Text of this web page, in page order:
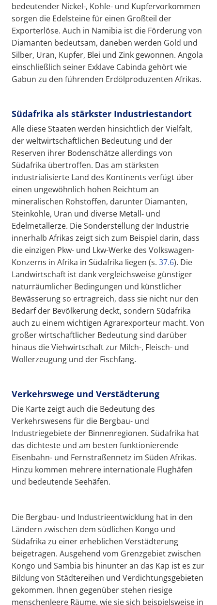
bedeutender Nickel-, Kohle- und Kupfervorkommen
sorgen die Edelsteine für einen Großteil der
Exporterlöse. Auch in Namibia ist die Förderung von
Diamanten bedeutsam, daneben werden Gold und
Silber, Uran, Kupfer, Blei und Zink gewonnen. Angola
einschließlich seiner Exklave Cabinda gehört wie
Gabun zu den führenden Erdölproduzenten Afrikas.
Südafrika als stärkster Industriestandort
Alle diese Staaten werden hinsichtlich der Vielfalt,
der weltwirtschaftlichen Bedeutung und der
Reserven ihrer Bodenschätze allerdings von
Südafrika übertroffen. Das am stärksten
industrialisierte Land des Kontinents verfügt über
einen ungewöhnlich hohen Reichtum an
mineralischen Rohstoffen, darunter Diamanten,
Steinkohle, Uran und diverse Metall- und
Edelmetallerze. Die Sonderstellung der Industrie
innerhalb Afrikas zeigt sich zum Beispiel darin, dass
die einzigen Pkw- und Lkw-Werke des Volkswagen-
Konzerns in Afrika in Südafrika liegen (s. 37.6). Die
Landwirtschaft ist dank vergleichsweise günstiger
naturräumlicher Bedingungen und künstlicher
Bewässerung so ertragreich, dass sie nicht nur den
Bedarf der Bevölkerung deckt, sondern Südafrika
auch zu einem wichtigen Agrarexporteur macht. Von
großer wirtschaftlicher Bedeutung sind darüber
hinaus die Viehwirtschaft zur Milch-, Fleisch- und
Wollerzeugung und der Fischfang.
Verkehrswege und Verstädterung
Die Karte zeigt auch die Bedeutung des
Verkehrswesens für die Bergbau- und
Industriegebiete der Binnenregionen. Südafrika hat
das dichteste und am besten funktionierende
Eisenbahn- und Fernstraßennetz im Süden Afrikas.
Hinzu kommen mehrere internationale Flughäfen
und bedeutende Seehäfen.
Die Bergbau- und Industrieentwicklung hat in den
Ländern zwischen dem südlichen Kongo und
Südafrika zu einer erheblichen Verstädterung
beigetragen. Ausgehend vom Grenzgebiet zwischen
Kongo und Sambia bis hinunter an das Kap ist es zur
Bildung von Städtereihen und Verdichtungsgebieten
gekommen. Ihnen gegenüber stehen riesige
menschenleere Räume, wie sie sich beispielsweise in